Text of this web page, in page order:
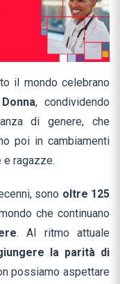
il mondo celebrano
, condividendo
di genere, che
poi in cambiamenti
e ragazze.
sono oltre 125
che continuano
. Al ritmo attuale
la parità di
possiamo aspettare